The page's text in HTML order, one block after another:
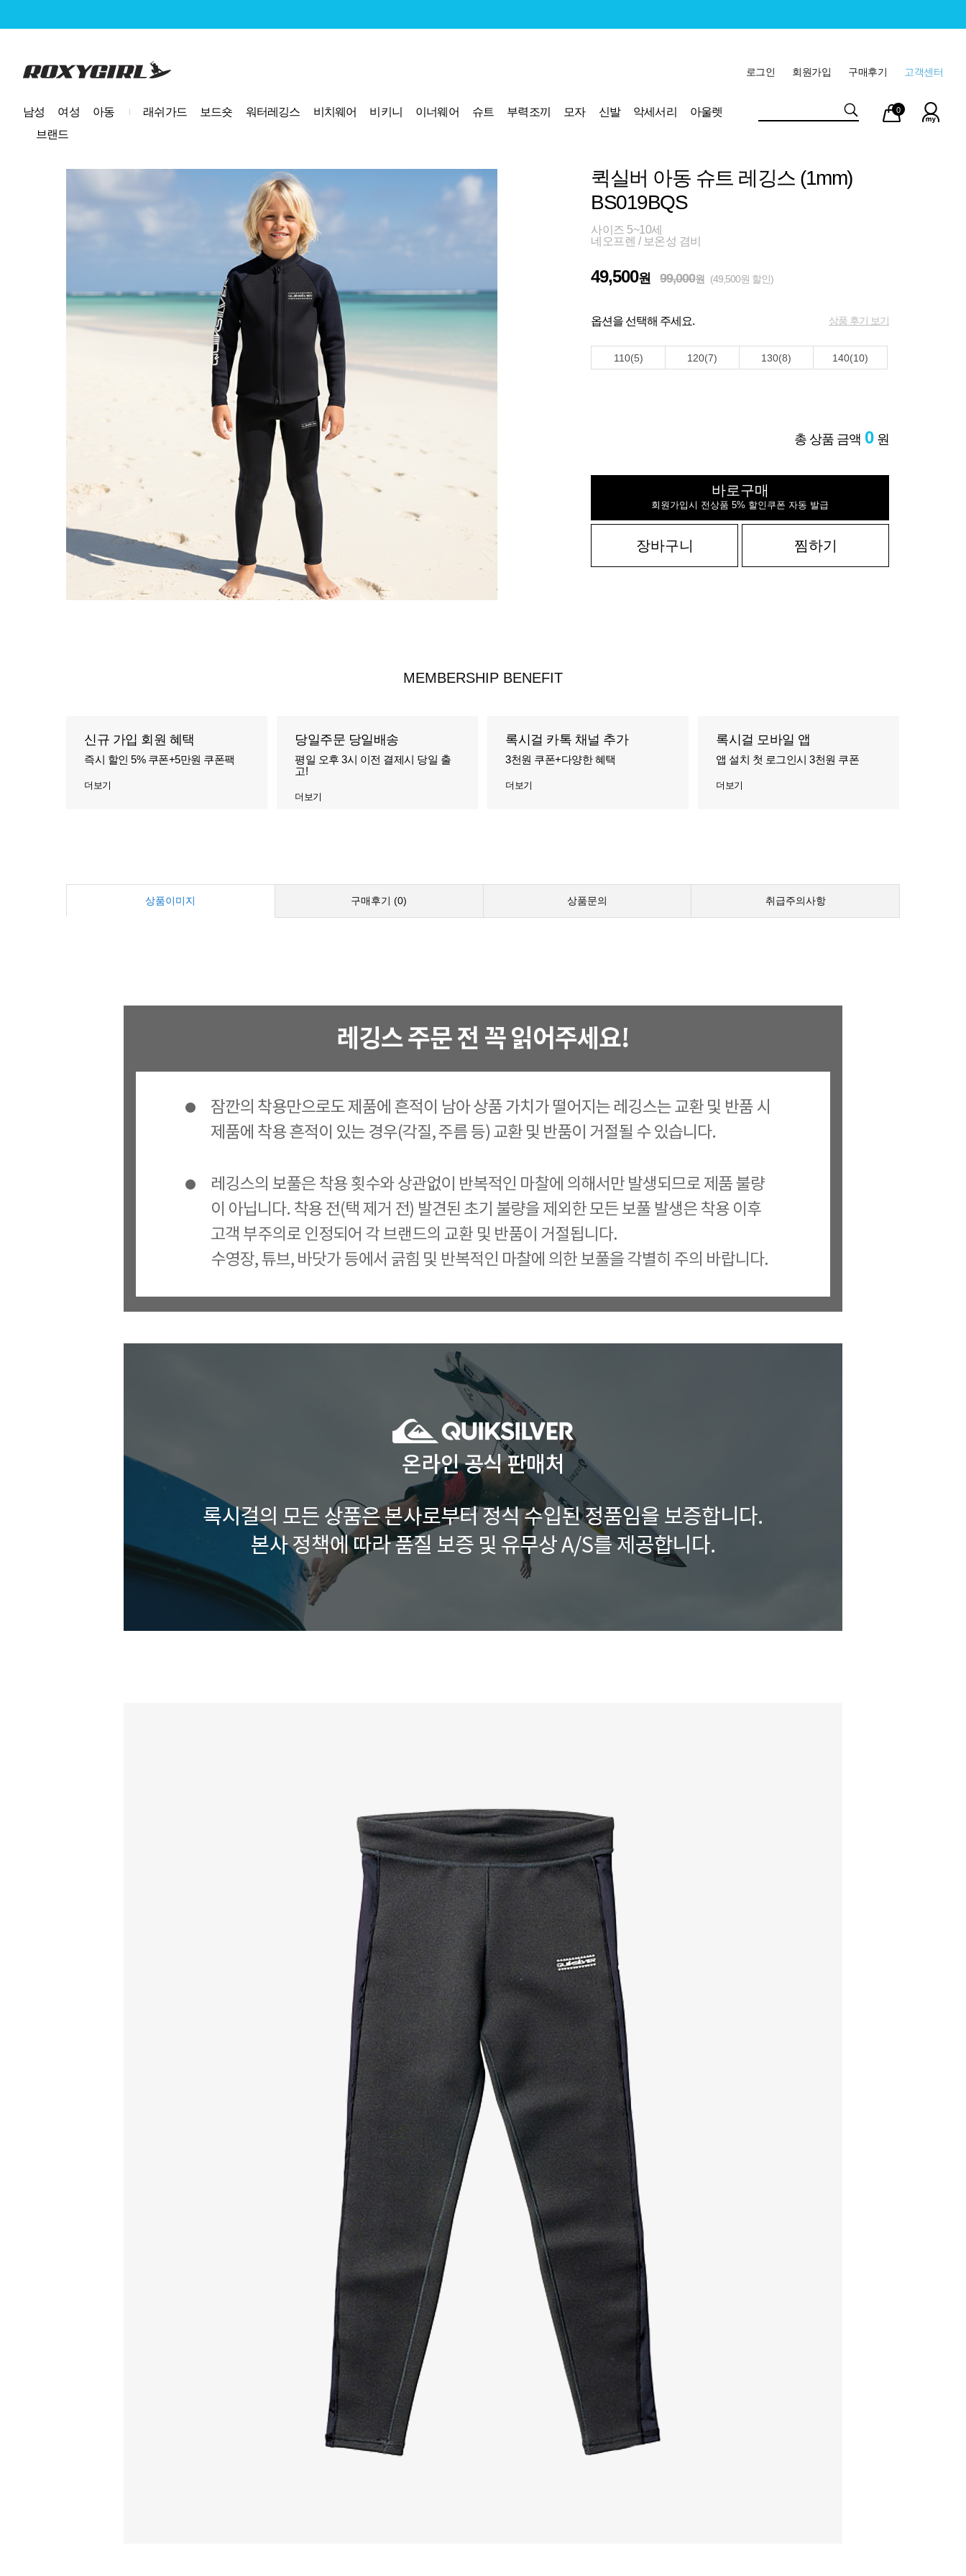
로고 고객센터
구매후기
회원가입
로그인
남성 여성 아동 래쉬가드 보드숏 워터레깅스 비치웨어 비키니 이너웨어 슈트 부력조끼 모자 신발 악세서리
아울렛
브랜드
마이
페이
장바
구니
0
퀵실버 아동 슈트 레깅스 (1mm)
BS019BQS
사이즈 5~10세
네오프렌 / 보온성 겸비
49,500원 99,000원 (49,500원 할인)
옵션을 선택해 주세요. 상품 후기 보기
110(5) 120(7) 130(8) 140(10)
총 상품 금액 0 원
바로구매
회원가입시 전상품 5% 할인쿠폰 자동 발급
장바구니 찜하기
MEMBERSHIP BENEFIT
신규 가입 회원 혜택
즉시 할인 5% 쿠폰+5만원 쿠폰팩
더보기
당일주문 당일배송
평일 오후 3시 이전 결제시 당일 출
고!
더보기
록시걸 카톡 채널 추가
3천원 쿠폰+다양한 혜택
더보기
록시걸 모바일 앱
앱 설치 첫 로그인시 3천원 쿠폰
더보기
상품이미지 구매후기 (0) 상품문의 취급주의사항